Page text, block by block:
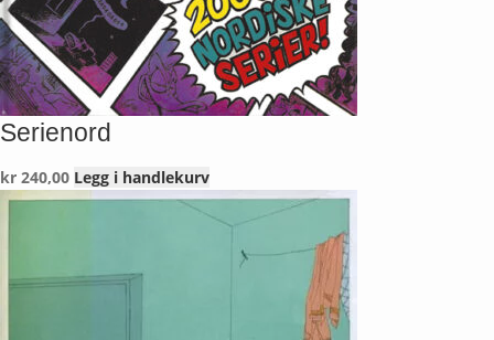
Serienord
kr 240,00 Legg i handlekurv